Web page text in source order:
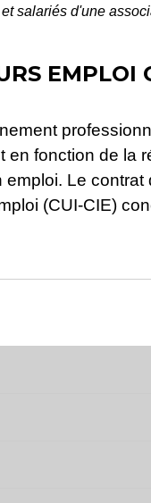
salariés d'une
EMPLOI
fonction de la
Le
(CUI-CIE)